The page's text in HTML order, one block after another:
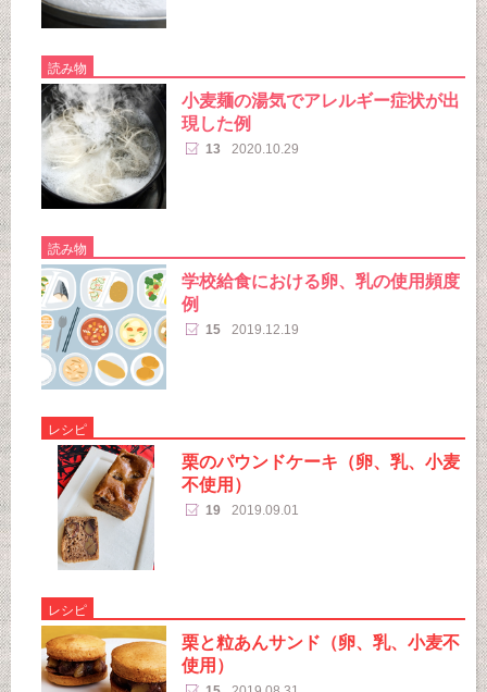
読み物
小麦麺の湯気でアレルギー症状が出
現した例
13 2020.10.29
読み物
学校給食における卵、乳の使用頻度
例
15 2019.12.19
レシピ
栗のパウンドケーキ（卵、乳、小麦
不使用）
19 2019.09.01
レシピ
栗と粒あんサンド（卵、乳、小麦不
使用）